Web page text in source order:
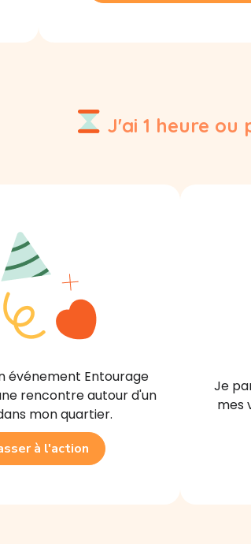
J'ai 1 heure ou
événement Entourage
rencontre autour d'un
mon quartier.
à l'action
Je
mes